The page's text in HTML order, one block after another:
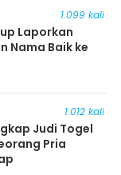
1.099 kali
Laporkan
Nama Baik ke
1.012 kali
Judi Togel
Pria